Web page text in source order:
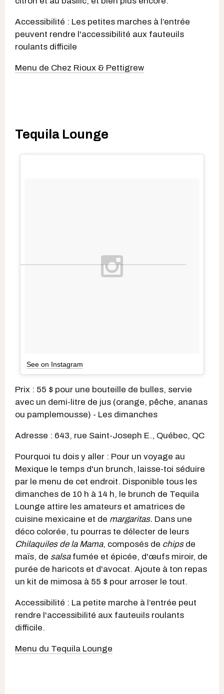
Accessibilité : Les petites marches à l’entrée
peuvent rendre l'accessibilité aux fauteuils
roulants difficile
Menu de Chez Rioux & Pettigrew
Tequila Lounge
See on Instagram
Prix : 55 $ pour une bouteille de bulles, servie
avec un demi-litre de jus (orange, pêche, ananas
ou pamplemousse) - Les dimanches
Adresse : 643, rue Saint-Joseph E., Québec, QC
Pourquoi tu dois y aller : Pour un voyage au
Mexique le temps d'un brunch, laisse-toi séduire
par le menu de cet endroit. Disponible tous les
dimanches de 10 h à 14 h, le brunch de Tequila
Lounge attire les amateurs et amatrices de
cuisine mexicaine et de margaritas. Dans une
déco colorée, tu pourras te délecter de leurs
Chilaquiles de la Mama, composés de chipsde
maïs, de salsa fumée et épicée, d'œufs miroir, de
purée de haricots et d'avocat. Ajoute à ton repas
un kit de mimosa à 55 $ pour arroser le tout.
Accessibilité : La petite marche à l’entrée peut
rendre l'accessibilité aux fauteuils roulants
difficile.
Menu du Tequila Lounge